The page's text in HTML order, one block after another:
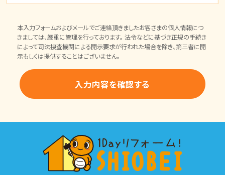
本入力フォームおよびメールでご連絡頂きましたお客さまの個人情報につ
きましては、厳重に管理を行っております。 法令などに基づき正規の手続き
によって司法捜査機関による開示要求が行われた場合を除き、第三者に開
示もしくは提供することはございません。